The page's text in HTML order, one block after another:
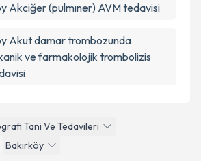
Tani Ve Tedavileri
Bakırköy
Akciğer (pulmıner) AVM tedavisi
Akut damar trombozunda
ve farmakolojik trombolizis